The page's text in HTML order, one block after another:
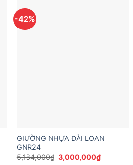
-42%
GIƯỜNG NHỰA ĐÀI LOAN
GNR24
5,184,000₫ Giá
gốc
3,000,000₫Giá